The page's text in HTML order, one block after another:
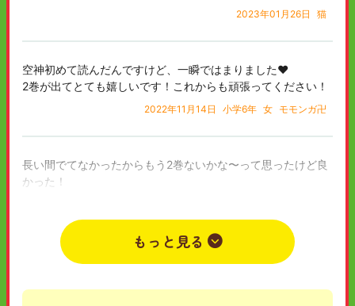
2023年01月26日 猫
空神初めて読んだんですけど、一瞬ではまりました❤︎
2巻が出てとても嬉しいです！これからも頑張ってください！
2022年11月14日 小学6年 女 モモンガ卍
長い間でてなかったからもう2巻ないかな〜って思ったけど良
かった！
2022年10月23日 小学6年
もっと見る